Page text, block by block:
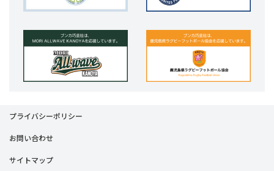
プライバシーポリシー
お問い合わせ
サイトマップ